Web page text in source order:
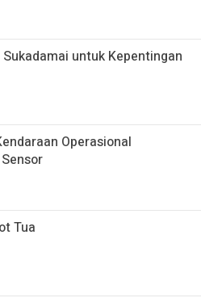
untuk Kepentingan
Operasional
Tua